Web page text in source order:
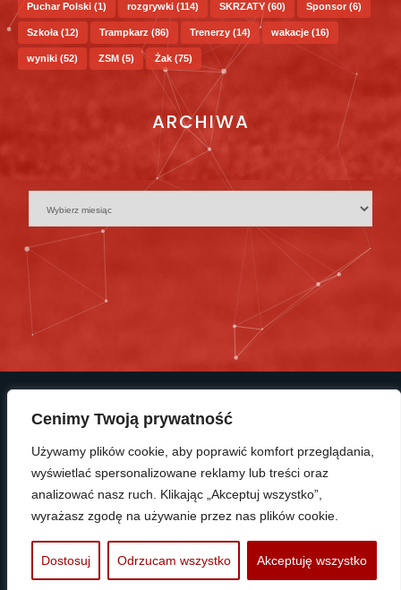
Cenimy Twoją prywatność
Używamy plików cookie, aby poprawić komfort przeglądania,
wyświetlać spersonalizowane reklamy lub treści oraz
analizować nasz ruch. Klikając „Akceptuj wszystko”,
wyrażasz zgodę na używanie przez nas plików cookie.
Dostosuj Odrzucam wszystko Akceptuję wszystko
Puchar Polski (1) rozgrywki (114) SKRZATY (60) Sponsor (6)
Szkoła (12) Trampkarz (86) Trenerzy (14) wakacje (16)
wyniki (52) ZSM (5) Żak (75)
ARCHIWA
© Copyright 2025 KP Polonia Bydgoszcz
PROTRAINUP